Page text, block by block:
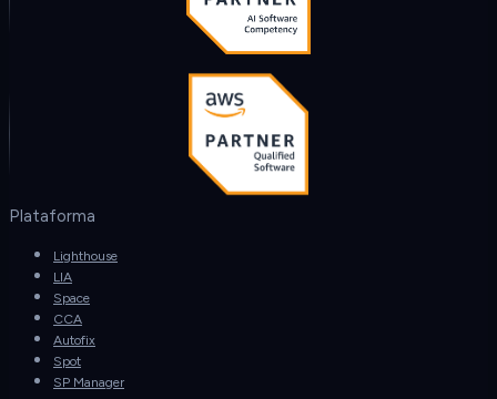
Plataforma
Lighthouse
LIA
Space
CCA
Autofix
Spot
SP Manager